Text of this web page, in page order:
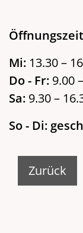
Mi: 13.30 –
Do - Fr: 9.00
Sa: 9.30 –
So - Di:
Zurück